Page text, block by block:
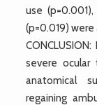
use
(p=0.019)
severe ocular
anatomical
regaining